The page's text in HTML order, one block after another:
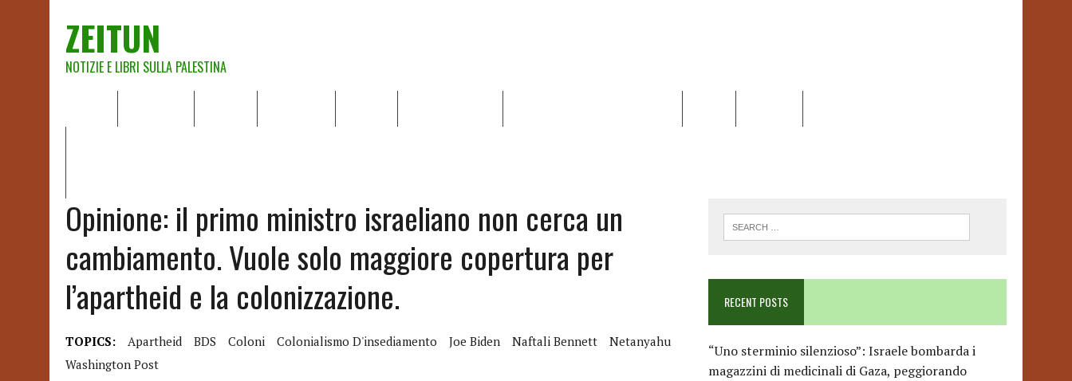
ZEITUN
NOTIZIE E LIBRI SULLA PALESTINA
Opinione: il primo ministro israeliano non cerca un
cambiamento. Vuole solo maggiore copertura per
l’apartheid e la colonizzazione.
TOPICS: Apartheid BDS Coloni Colonialismo D'insediamento Joe Biden Naftali Bennett
Netanyahu
Washington Post
RECENT POSTS
“Uno sterminio silenzioso”: Israele bombarda i
magazzini di medicinali di Gaza, peggiorando